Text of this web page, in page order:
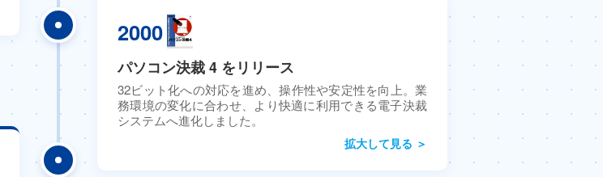
2000
パソコン決裁 4 をリリース
32ビット化への対応を進め、操作性や安定性を向上。業
務環境の変化に合わせ、より快適に利用できる電子決裁
システムへ進化しました。
拡大して見る ＞